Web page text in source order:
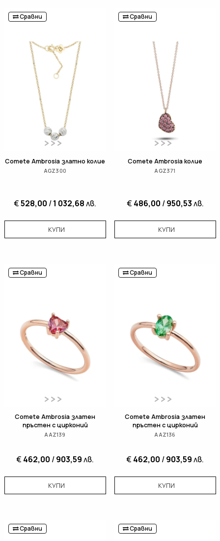
Сравни
Comete Ambrosia златно колие
AGZ300
€528,00 /1 032,68лв.
КУПИ
Сравни
Comete Ambrosia колие
AGZ371
€ 486,00 /950,53лв.
КУПИ
Сравни
Comete Ambrosia златен
пръстен с цирконий
AAZ139
€ 462,00 /903,59лв.
КУПИ
Сравни
Comete Ambrosia златен
пръстен с цирконий
AAZ136
€ 462,00 /903,59лв.
КУПИ
Сравни Сравни